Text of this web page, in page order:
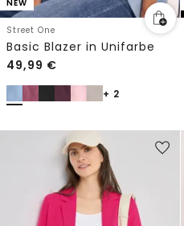
NEW
Street One
Basic Blazer in Unifarbe
49,99 €
+ 2